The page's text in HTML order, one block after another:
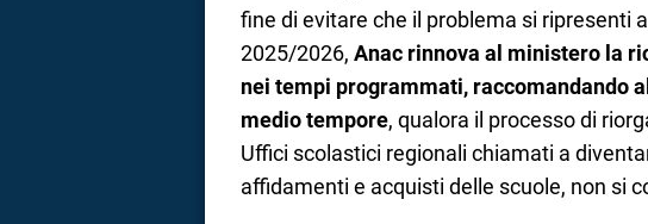
fine di evitare che il problema si ripresenti
2025/2026, Anac rinnova al ministero la
nei tempi programmati, raccomandando
medio tempore, qualora il processo di
Uffici scolastici regionali chiamati a
affidamenti e acquisti delle scuole, non si